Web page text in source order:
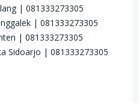
| 081333273305
| 081333273305
| 081333273305
Sidoarjo | 081333273305